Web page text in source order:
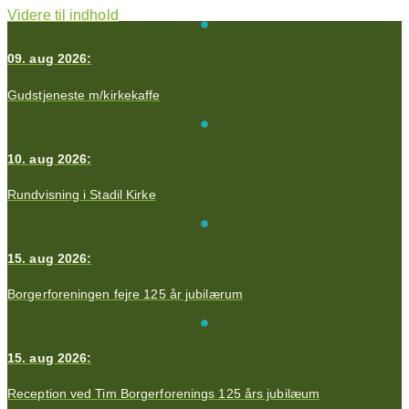
Videre til indhold
09. aug 2026:
Gudstjeneste m/kirkekaffe
10. aug 2026:
Rundvisning i Stadil Kirke
15. aug 2026:
Borgerforeningen fejre 125 år jubilærum
15. aug 2026:
Reception ved Tim Borgerforenings 125 års jubilæum